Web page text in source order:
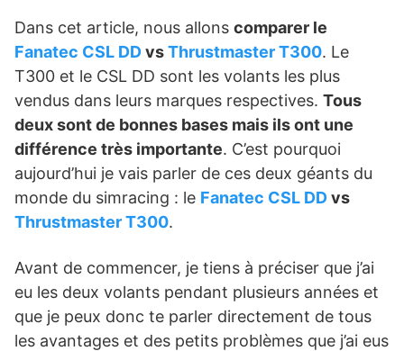
Dans cet article, nous allons comparer le
Fanatec CSL DDvsThrustmaster T300. Le
T300 et le CSL DD sont les volants les plus
vendus dans leurs marques respectives. Tous
deux sont de bonnes bases mais ils ont une
différence très importante. C’est pourquoi
aujourd’hui je vais parler de ces deux géants du
monde du simracing : le Fanatec CSL DDvs
Thrustmaster T300.
Avant de commencer, je tiens à préciser que j’ai
eu les deux volants pendant plusieurs années et
que je peux donc te parler directement de tous
les avantages et des petits problèmes que j’ai eus